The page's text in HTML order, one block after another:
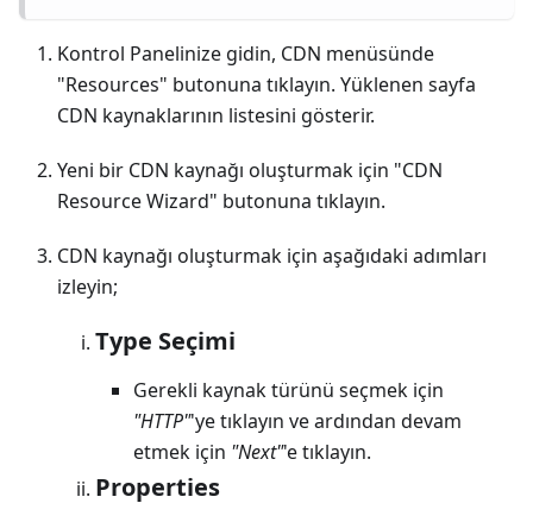
Kontrol Panelinize gidin, CDN menüsünde
"Resources" butonuna tıklayın. Yüklenen sayfa
CDN kaynaklarının listesini gösterir.
Yeni bir CDN kaynağı oluşturmak için "CDN
Resource Wizard" butonuna tıklayın.
CDN kaynağı oluşturmak için aşağıdaki adımları
izleyin;
Type Seçimi
Gerekli kaynak türünü seçmek için
"HTTP"'ye tıklayın ve ardından devam
etmek için "Next"'e tıklayın.
Properties